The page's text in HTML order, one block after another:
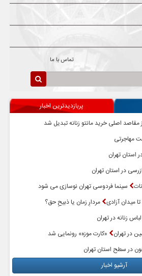
تماس با ما
پربازدیدترین اخبار
اصلی خرید مانتو زنانه تبدیل شد
در استان تهران
سینما فردوسی تهران نوسازی می شود
میدان آزادی مردارِ زمان یا ذبیحِ حق؟
زنانه در تهران
در تهران
«کارت موزه» رونمایی شد
آرشیو اخبار